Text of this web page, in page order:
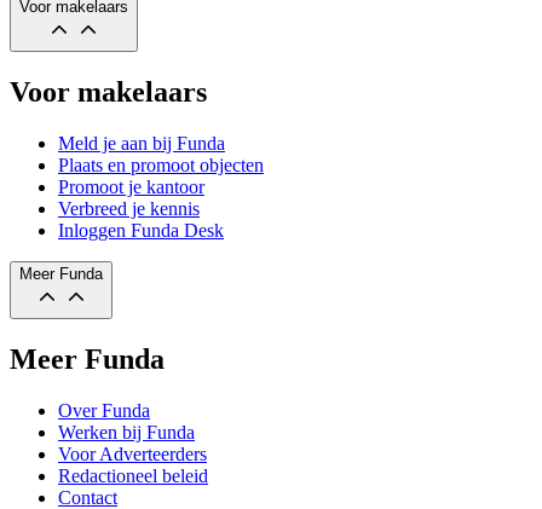
Voor makelaars
Voor makelaars
Meld je aan bij Funda
Plaats en promoot objecten
Promoot je kantoor
Verbreed je kennis
Inloggen Funda Desk
Meer Funda
Meer Funda
Over Funda
Werken bij Funda
Voor Adverteerders
Redactioneel beleid
Contact